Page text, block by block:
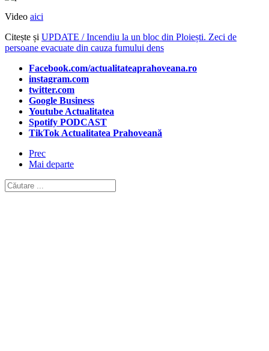
Video aici
Citește și UPDATE / Incendiu la un bloc din Ploiești. Zeci de
persoane evacuate din cauza fumului dens
Facebook.com/actualitateaprahoveana.ro
instagram.com
twitter.com
Google Business
Youtube Actualitatea
Spotify PODCAST
TikTok Actualitatea Prahoveană
Prec
Mai departe